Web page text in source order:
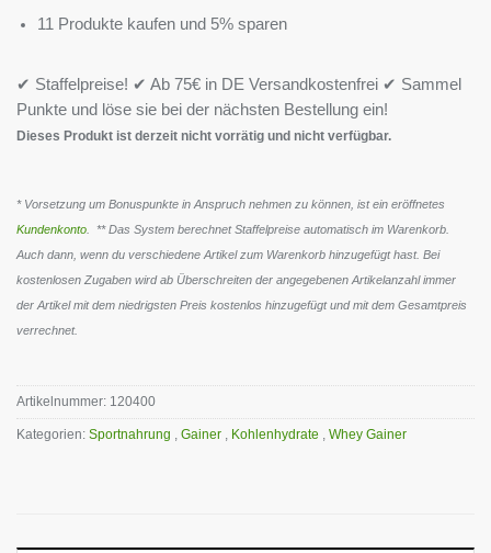
11 Produkte kaufen und 5% sparen
✔ Staffelpreise! ✔ Ab 75€ in DE Versandkostenfrei ✔ Sammel
Punkte und löse sie bei der nächsten Bestellung ein!
Dieses Produkt ist derzeit nicht vorrätig und nicht verfügbar.
* Vorsetzung um Bonuspunkte in Anspruch nehmen zu können, ist ein eröffnetes
Kundenkonto . ** Das System berechnet Staffelpreise automatisch im Warenkorb.
Auch dann, wenn du verschiedene Artikel zum Warenkorb hinzugefügt hast. Bei
kostenlosen Zugaben wird ab Überschreiten der angegebenen Artikelanzahl immer
der Artikel mit dem niedrigsten Preis kostenlos hinzugefügt und mit dem Gesamtpreis
verrechnet.
Artikelnummer: 120400
Kategorien: Sportnahrung Gainer Kohlenhydrate Whey Gainer